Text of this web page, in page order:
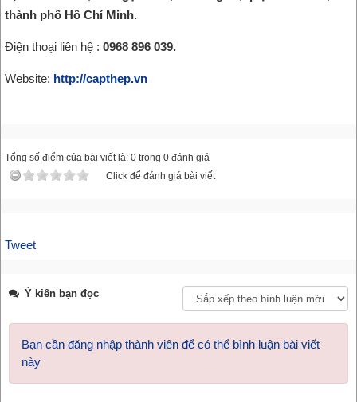
thành phố Hồ Chí Minh.
Điện thoại liên hệ : 0968 896 039.
Website: http://capthep.vn
Tổng số điểm của bài viết là: 0 trong 0 đánh giá
Click để đánh giá bài viết
Tweet
Ý kiến bạn đọc
Bạn cần đăng nhập thành viên để có thể bình luận bài viết
này